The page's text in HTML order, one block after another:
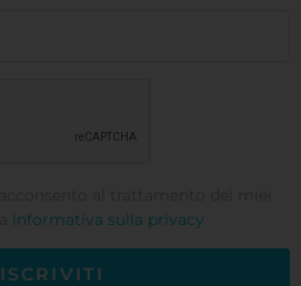
informativa sulla privacy
ISCRIVITI